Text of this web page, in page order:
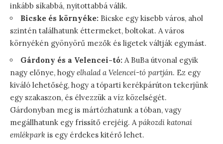
inkább síkabbá, nyitottabbá válik.
Bicske és környéke: Bicske egy kisebb város, ahol
szintén találhatunk éttermeket, boltokat. A város
környékén gyönyörű mezők és ligetek váltják egymást.
Gárdony és a Velencei-tó: A BuBa útvonal egyik
nagy előnye, hogy elhalad a Velencei-tó partján. Ez egy
kiváló lehetőség, hogy a tóparti kerékpárúton tekerjünk
egy szakaszon, és élvezzük a víz közelségét.
Gárdonyban meg is mártózhatunk a tóban, vagy
megállhatunk egy frissítő erejéig. Apákozdi katonai
emlékpark is egy érdekes kitérő lehet.